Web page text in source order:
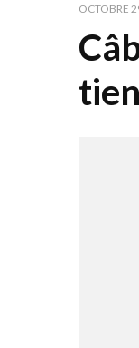
OCTOBRE